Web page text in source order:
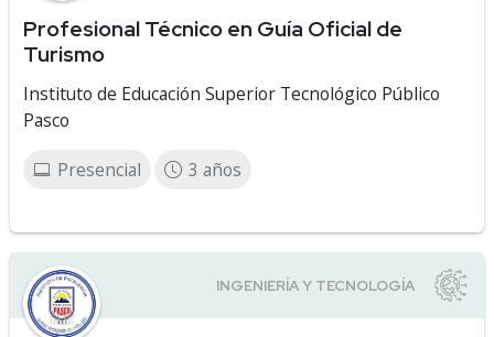
Profesional Técnico en Guía Oficial de
Turismo
Instituto de Educación Superior Tecnológico Público
Pasco
Presencial 3 años